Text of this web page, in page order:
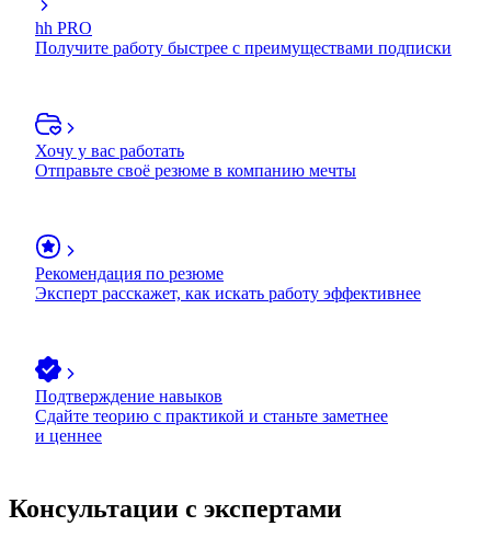
hh PRO
Получите работу быстрее с преимуществами подписки
Хочу у вас работать
Отправьте своё резюме в компанию мечты
Рекомендация по резюме
Эксперт расскажет, как искать работу эффективнее
Подтверждение навыков
Сдайте теорию с практикой и станьте заметнее
и ценнее
Консультации с экспертами